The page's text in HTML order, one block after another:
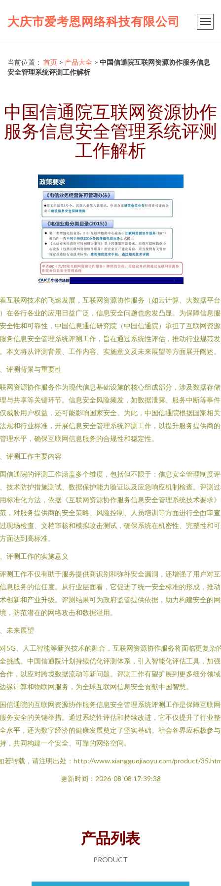
大庆市爱考恩网络科技有限公司
当前位置： 首页 > 产品大全 > 中国信通院互联网资源协作服务信息
安全管理系统评测工作解析
中国信通院互联网资源协作
服务信息安全管理系统评测
工作解析
互联网技术的飞速发展，互联网资源协作服务（如云计算、大数据平台
在各行各业的应用日益广泛，信息安全问题也愈发凸显。为保障信息
全性和可靠性，中国信息通信研究院（中国信通院）承担了互联网资
务信息安全管理系统评测工作，旨在通过系统性评估，推动行业规范发
本文将从评测背景、工作内容、实施意义及未来展望等方面展开阐述。
评测背景与重要性
网资源协作服务作为现代信息基础设施的核心组成部分，涉及数据存
与共享等关键环节。信息安全风险频发，如数据泄露、服务中断等事
威胁用户权益，还可能影响国家安全。为此，中国信通院根据国家相
规和行业标准，开展信息安全管理系统评测工作，以提升服务提供商
理水平，确保互联网信息服务的合规性和稳定性。
评测工作主要内容
信通院的评测工作涵盖多个维度，包括但不限于：信息安全管理制度评
技术防护措施测试、数据保护能力验证以及应急响应机制检查。评测
标准化方法，依据《互联网资源协作服务信息安全管理系统技术要求
，对服务提供商的安全策略、风险控制、人员培训等方面进行全面审
现场检查、文档审核和模拟攻击测试，确保系统在机密性、完整性和
面达到高标准。
评测工作的实施意义
测工作不仅有助于服务提供商识别和弥补安全漏洞，还增强了用户对
息服务的信任度。从行业层面看，它促进了统一安全标准的形成，推
创新和产业升级。评测结果可为政府监管提供依据，助力构建安全的
，防范潜在的网络攻击和数据滥用。
未来展望
5G、人工智能等新兴技术的融合，互联网资源协作服务将面临更复杂
挑战。中国信通院计划持续优化评测体系，引入智能化评估工具，加
作，以应对跨境数据流动等新问题。评测工作有望扩展到更多细分领
缘计算和物联网服务，为全球互联网信息安全贡献中国智慧。
信通院的互联网资源协作服务信息安全管理系统评测工作是保障互联
务安全的关键举措。通过系统性评估和持续改进，它不仅提升了行业
水平，还为数字经济的健康发展奠定了坚实基础。社会各界应积极参
，共同构建一个安全、可靠的网络空间。
若转载，请注明出处：http://www.xiangguojiaoyu.com/product/
更新时间：2026-08-08 17:39:38
产品列表
PRODUCT